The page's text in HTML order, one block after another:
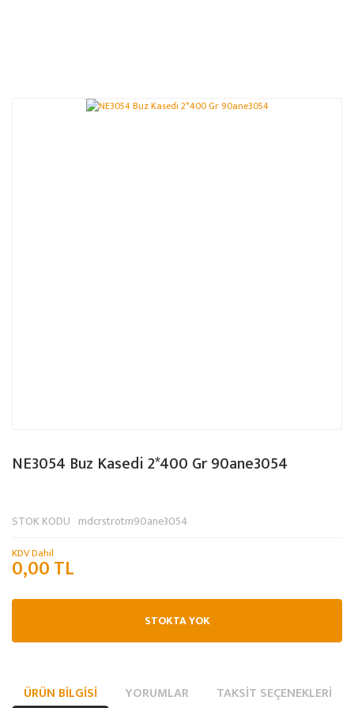
NE3054 Buz Kasedi 2*400 Gr 90ane3054
STOK KODU mdcrstrotm90ane3054
KDV Dahil
0,00 TL
STOKTA YOK
ÜRÜN BILGISI YORUMLAR TAKSIT SEÇENEKLERI